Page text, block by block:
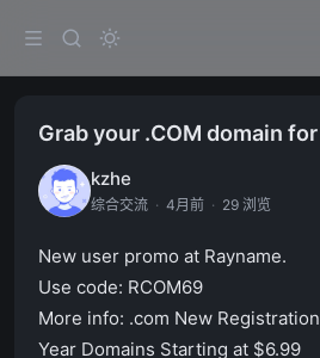
Grab your .COM domain
kzhe
综合交流 · 4月前 · 29 浏览
New user promo at Rayname.
Use code: RCOM69
More info: .com New
Year Domains Starting at $6.99